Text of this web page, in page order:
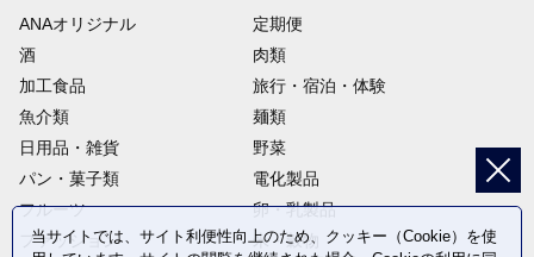
ANAオリジナル
定期便
酒
肉類
加工食品
旅行・宿泊・体験
魚介類
麺類
日用品・雑貨
野菜
パン・菓子類
電化製品
フルーツ
卵・乳製品
ファッション
米・穀物
当サイトでは、サイト利便性向上のため、クッキー（Cookie）を使